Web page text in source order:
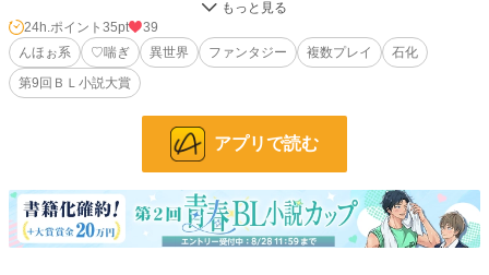
セインサーグ国の王子ルナンは、恋をした男に裏切られ聖剣を奪われてしま
い、彼を追って魔王が支配する大国シュナイゲルの首都ムートへと旅立つ。
そこには様々な苦難が待ち受け、王子ルナンはその身も心も蹂躙される事とな
る。
＊ハードなエロと多種多様な恋愛模様を重視。
＊救いのあるラストを心がけて書いてます。
小説 19,523 位 / 228,620 件
24h.ポイント 35pt
39
んほぉ系
♡喘ぎ 異世界 ファンタジー 複数プレイ
石化
第9回ＢＬ小説大賞
アプリで読む